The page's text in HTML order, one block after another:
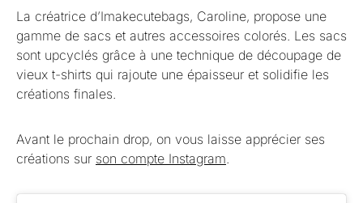
La créatrice d’Imakecutebags, Caroline, propose une
gamme de sacs et autres accessoires colorés. Les sacs
sont upcyclés grâce à une technique de découpage de
vieux t-shirts qui rajoute une épaisseur et solidifie les
créations finales.
Avant le prochain drop, on vous laisse apprécier ses
créations sur son compte Instagram.